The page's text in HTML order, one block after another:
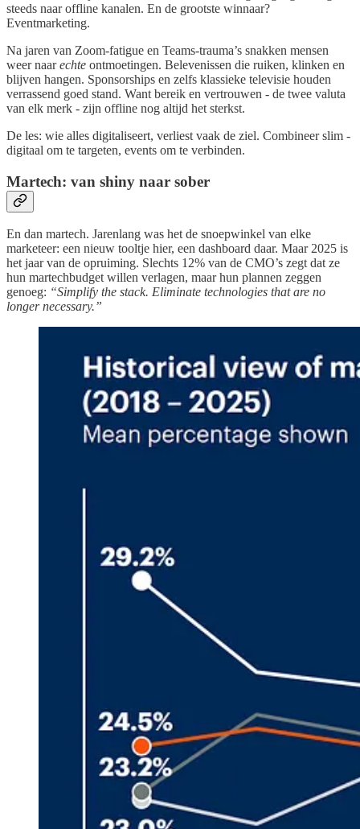
steeds naar offline kanalen. En de grootste winnaar?
Eventmarketing.
Na jaren van Zoom-fatigue en Teams-trauma’s snakken mensen
weer naarechte ontmoetingen. Belevenissen die ruiken, klinken en
blijven hangen. Sponsorships en zelfs klassieke televisie houden
verrassend goed stand. Want bereik en vertrouwen - de twee valuta
van elk merk - zijn offline nog altijd het sterkst.
De les: wie alles digitaliseert, verliest vaak de ziel. Combineer slim -
digitaal om te targeten, events om te verbinden.
Martech: van shiny naar sober
En dan martech. Jarenlang was het de snoepwinkel van elke
marketeer: een nieuw tooltje hier, een dashboard daar. Maar 2025 is
het jaar van de opruiming. Slechts 12% van de CMO’s zegt dat ze
hun martechbudget willen verlagen, maar hun plannen zeggen
genoeg: “Simplify the stack. Eliminate technologies that are no
longer necessary.”